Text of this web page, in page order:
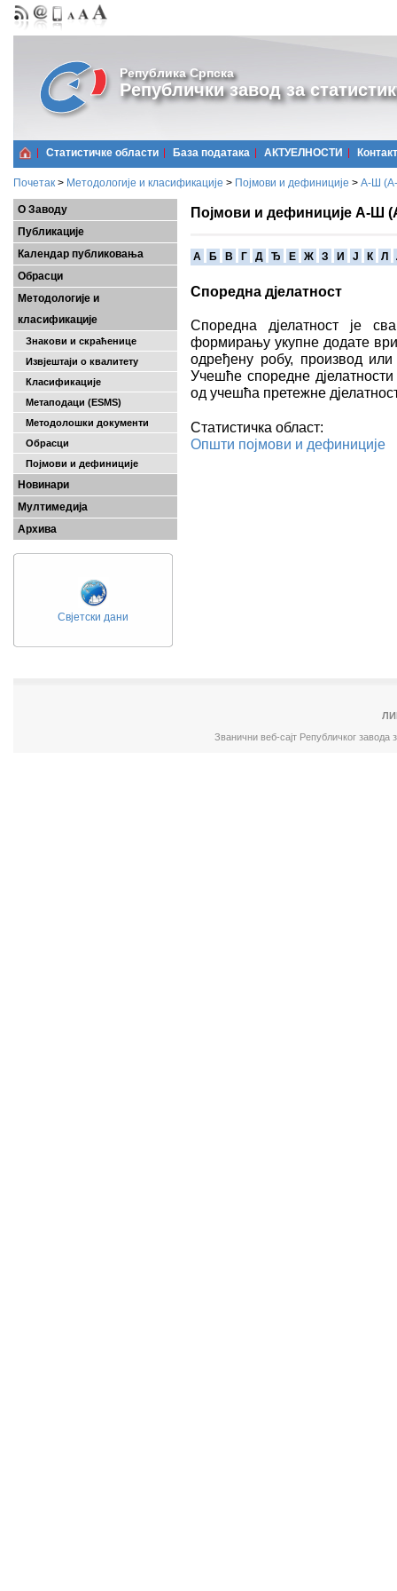
Република Српска
Републички завод за
Статистичке области Базa података АКТУЕЛНОСТИ Контакт
Почетак > Методологије и класификације > Појмови и дефиниције > А-Ш
О Заводу
Публикације
Календар публиковања
Обрасци
Методологије и
класификације
Знакови и скраћенице
Извјештаји о квалитету
Класификације
Метаподаци (ESMS)
Методолошки документи
Обрасци
Појмови и дефиниције
Новинари
Мултимедија
Архива
Свјетски дани
Појмови и дефиниције А-Ш
A Б В Г Д Ђ Е Ж З И Ј К Л
Споредна дјелатност
Споредна дјелатност је
формирању укупне додате
одређену робу, производ
Учешће споредне
од учешћа претежне
Статистичка област:
Општи појмови и дефиниције
Званични веб-сајт Републичког